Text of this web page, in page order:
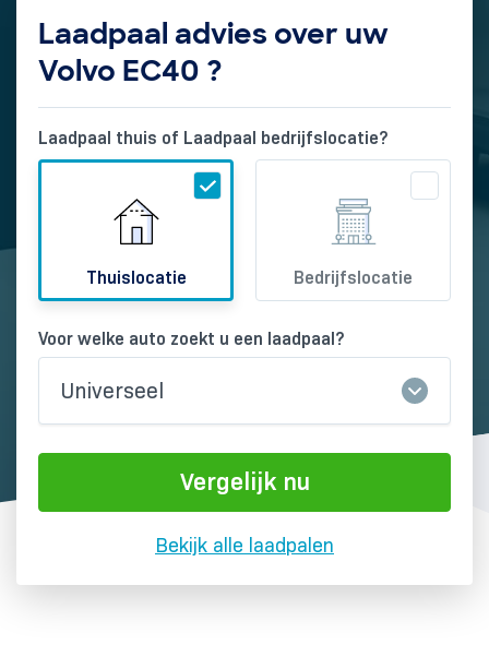
Laadpaal advies over uw
Volvo EC40 ?
Laadpaal thuis of Laadpaal bedrijfslocatie?
Thuislocatie Bedrijfslocatie
Voor welke auto zoekt u een laadpaal?
Universeel
Vergelijk nu
Bekijk alle laadpalen